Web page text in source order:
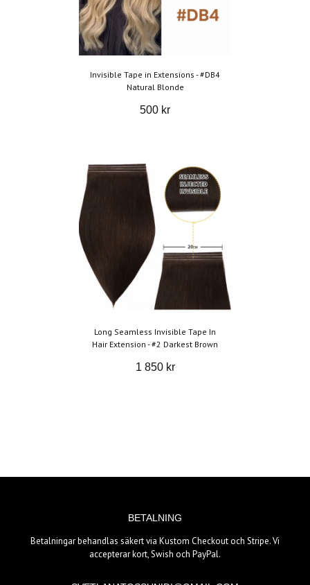
Invisible Tape in Extensions - #DB4
Natural Blonde
500 kr
Long Seamless Invisible Tape In
Hair Extension - #2 Darkest Brown
1 850 kr
BETALNING
Betalningar behandlas säkert via Kustom Checkout och Stripe. Vi
accepterar kort, Swish och PayPal.